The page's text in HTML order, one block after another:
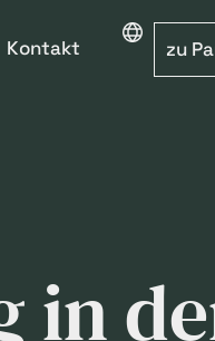
Kontakt zu
in